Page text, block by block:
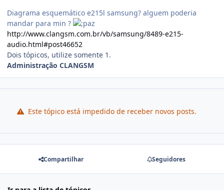
Diagrama esquemático e215l samsung? alguem poderia
mandar para min ?
http://www.clangsm.com.br/vb/samsung/8489-e215-
audio.html#post46652
Dois tópicos, utilize somente 1.
Administração CLANGSM
Este tópico está impedido de receber novos posts.
Compartilhar Seguidores